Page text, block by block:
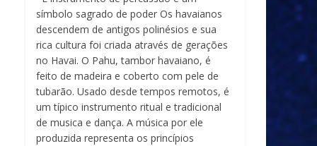
símbolo sagrado de poder Os havaianos
descendem de antigos polinésios e sua
rica cultura foi criada através de gerações
no Havai. O Pahu, tambor havaiano, é
feito de madeira e coberto com pele de
tubarão. Usado desde tempos remotos, é
um típico instrumento ritual e tradicional
de musica e dança. A música por ele
produzida representa os princípios